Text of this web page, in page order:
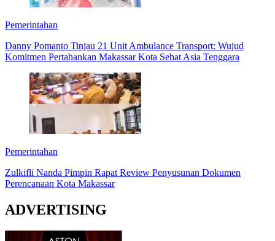
Pemerintahan
Danny Pomanto Tinjau 21 Unit Ambulance Transport: Wujud
Komitmen Pertahankan Makassar Kota Sehat Asia Tenggara
Pemerintahan
Zulkifli Nanda Pimpin Rapat Review Penyusunan Dokumen
Perencanaan Kota Makassar
ADVERTISING